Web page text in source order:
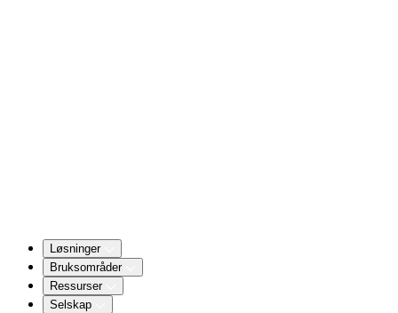
Løsninger
Bruksområder
Ressurser
Selskap